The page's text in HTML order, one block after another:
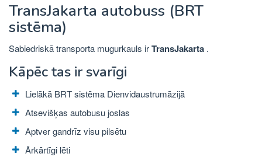
TransJakarta autobuss (BRT
sistēma)
Sabiedriskā transporta mugurkauls irTransJakarta .
Kāpēc tas ir svarīgi
Lielākā BRT sistēma Dienvidaustrumāzijā
Atsevišķas autobusu joslas
Aptver gandrīz visu pilsētu
Ārkārtīgi lēti